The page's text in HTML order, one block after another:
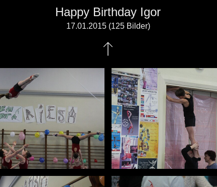
Happy Birthday Igor
17.01.2015 (125 Bilder)